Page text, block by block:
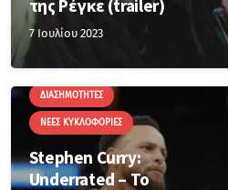
της Ρέγκε (trailer)
7 Ιουλίου 2023
ΔΙΑΣΗΜΌΤΗΤΕΣ
ΝΈΕΣ ΚΥΚΛΟΦΟΡΊΕΣ
Stephen Curry:
Underrated – To